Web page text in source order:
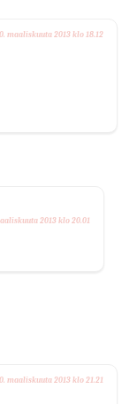
maaliskuuta 2013 klo 18.12
2013 klo 20.01
maaliskuuta 2013 klo 21.21